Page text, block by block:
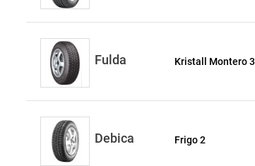
Fulda Kristall Montero 3
Debica Frigo 2